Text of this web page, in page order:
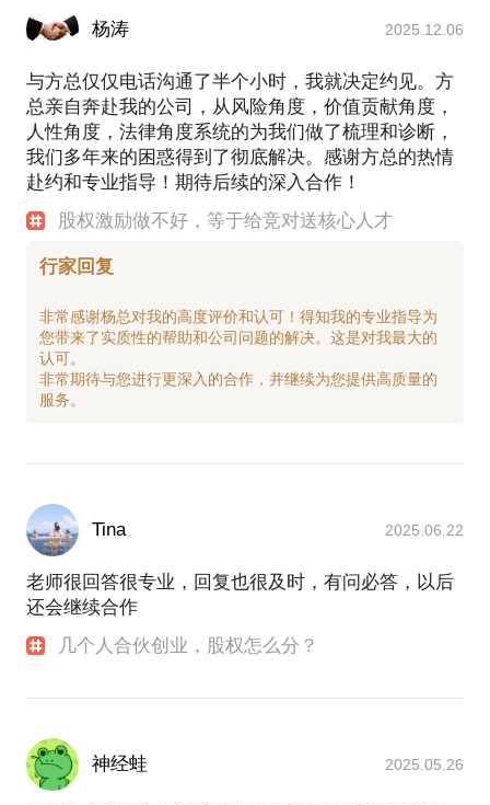
杨涛 2025.12.06
与方总仅仅电话沟通了半个小时，我就决定约见。方
总亲自奔赴我的公司，从风险角度，价值贡献角度，
人性角度，法律角度系统的为我们做了梳理和诊断，
我们多年来的困惑得到了彻底解决。感谢方总的热情
赴约和专业指导！期待后续的深入合作！
股权激励做不好，等于给竞对送核心人才
行家回复
非常感谢杨总对我的高度评价和认可！得知我的专业指导为
您带来了实质性的帮助和公司问题的解决。这是对我最大的
认可。
非常期待与您进行更深入的合作，并继续为您提供高质量的
Tina 2025.06.22
老师很回答很专业，回复也很及时，有问必答，以后
还会继续合作
几个人合伙创业，股权怎么分？
神经蛙 2025.05.26